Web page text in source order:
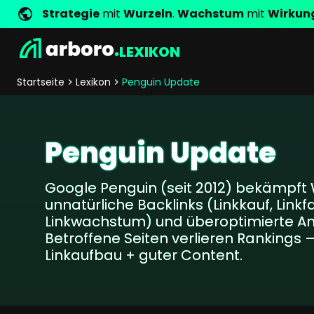
Strategie mit Wurzeln. Wachstum mit
LEXIKON
Entwicklung
Shopentwicklung
Online Marketing
SEO
SEA
Content
Comparison Shopping
Social Media Marketing
Server-Side-Tracking
Newsletter-Marketing
Shop ErfolgsstorysShop Referenzen
ManagementUnternehmenswerte
Jobsarboro als ArbeitgeberCore Values
AnfrageStandorte
Startseite Lexikon Penguin Update
Penguin Update
Google Penguin (seit 2012) bekämpft
unnatürliche Backlinks (Linkkauf,
Linkwachstum) und überoptimierte
Betroffene Seiten verlieren Rankings
Linkaufbau + guter Content.